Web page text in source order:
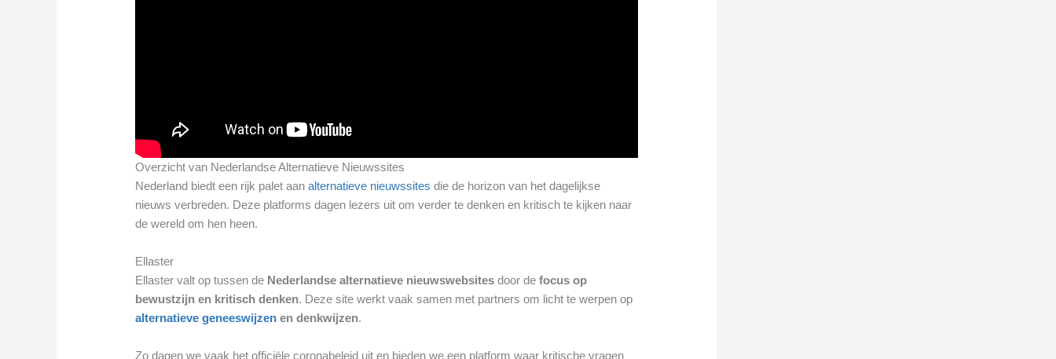
Overzicht van Nederlandse Alternatieve Nieuwssites
Nederland biedt een rijk palet aanalternatieve nieuwssites die de horizon van het dagelijkse
nieuws verbreden. Deze platforms dagen lezers uit om verder te denken en kritisch te kijken naar
de wereld om hen heen.
Ellaster
Ellaster valt op tussen de Nederlandse alternatieve nieuwswebsites door defocus op
bewustzijn en kritisch denken. Deze site werkt vaak samen met partners om licht te werpen op
alternatieve geneeswijzen en denkwijzen.
Zo dagen we vaak het officiële coronabeleid uit en bieden we een platform waar kritische vragen